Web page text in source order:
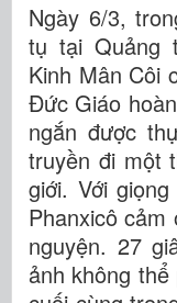
Ngày 6/3,
tụ tại Quảng
Kinh Mân Côi
Đức Giáo
ngắn được
truyền đi một
giới. Với
Phanxicô
nguyện. 27
ảnh không